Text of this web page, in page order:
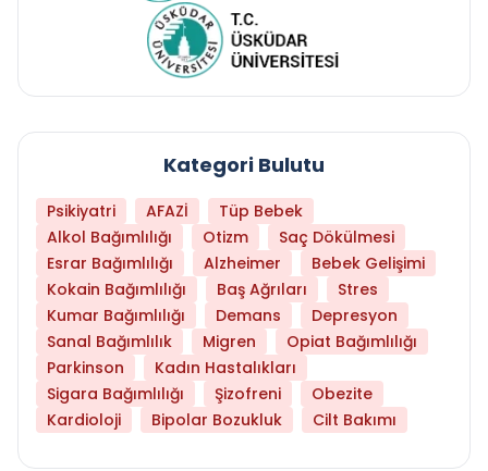
Kategori Bulutu
Psikiyatri AFAZİ
Tüp Bebek
Alkol Bağımlılığı
Otizm
Saç Dökülmesi
Esrar Bağımlılığı
Alzheimer
Bebek Gelişimi
Kokain Bağımlılığı
Baş Ağrıları
Stres
Kumar Bağımlılığı
Demans
Depresyon
Sanal Bağımlılık
Migren
Opiat Bağımlılığı
Parkinson
Kadın Hastalıkları
Sigara Bağımlılığı
Şizofreni
Obezite
Kardioloji
Bipolar Bozukluk Cilt Bakımı